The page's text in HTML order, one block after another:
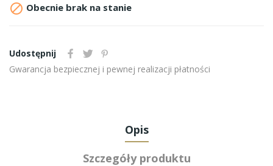
 Obecnie brak na stanie
Udostępnij
Gwarancja bezpiecznej i pewnej realizacji płatności
Opis
Szczegóły produktu